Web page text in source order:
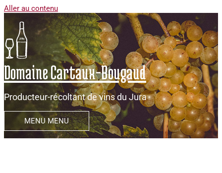
Aller au contenu
Domaine Cartaux-Bougaud
Producteur-récoltant de vins du Jura
MENU MENU